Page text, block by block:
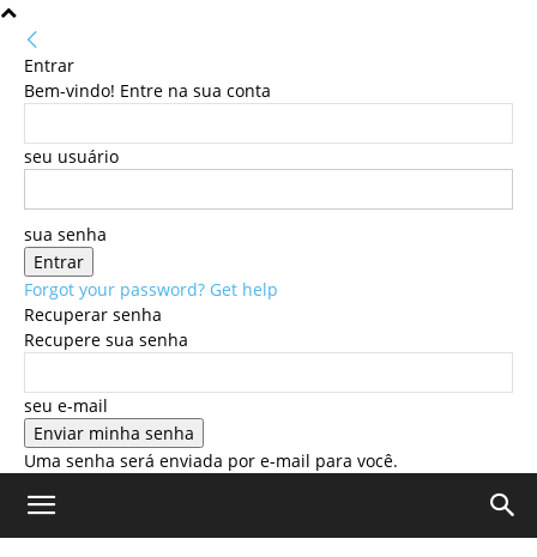
Entrar
Bem-vindo! Entre na sua conta
seu usuário
sua senha
Forgot your password? Get help
Recuperar senha
Recupere sua senha
seu e-mail
Uma senha será enviada por e-mail para você.